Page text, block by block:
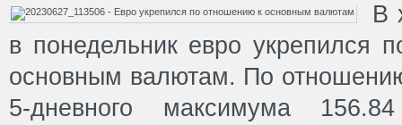
В
в понедельник евро укрепился
основным валютам. По
5-дневного максимума